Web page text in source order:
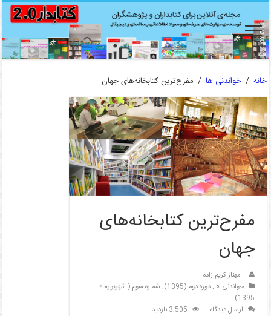
خانه / خواندنی ها / مفرح‌ترین کتابخانه‌های جهان
مفرح‌ترین کتابخانه‌های
جهان
مهناز کریم زاده
خواندنی ها,دوره دوم (1395) , شماره سوم ( شهریورماه
1395)
ارسال دیدگاه
3,505 بازدید